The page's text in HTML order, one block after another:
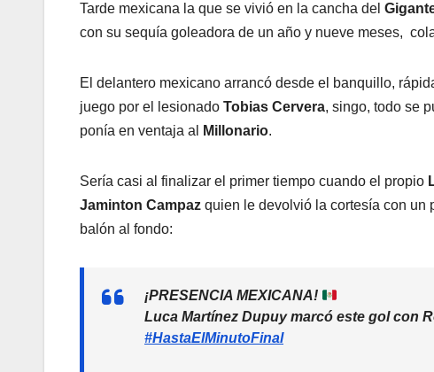
Tarde mexicana la que se vivió en la cancha del
con su sequía goleadora de un año y nueve meses,
El delantero mexicano arrancó desde el banquillo,
juego por el lesionado Tobias Cervera, singo, todo se
ponía en ventaja al
Millonario.
Sería casi al finalizar el primer tiempo cuando el propio
Jaminton Campaz quien le devolvió la cortesía con un
balón al fondo:
¡PRESENCIA MEXICANA!
Luca Martínez Dupuy marcó este gol con
#HastaElMinutoFinal